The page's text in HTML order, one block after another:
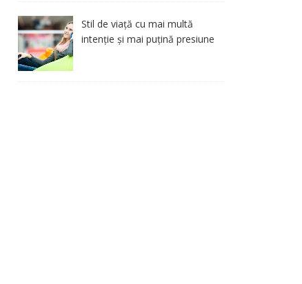
Stil de viață cu mai multă
intenție și mai puțină presiune